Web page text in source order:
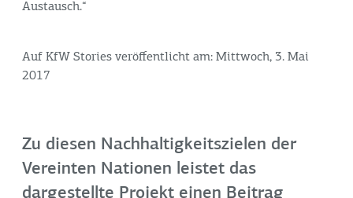
Austausch.“
Auf KfW Stories veröffentlicht am: Mittwoch, 3. Mai
2017
Zu diesen Nachhaltigkeitszielen der
Vereinten Nationen leistet das
dargestellte Projekt einen Beitrag